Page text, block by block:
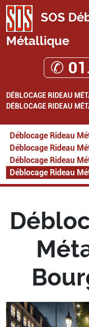
SOS
Métallique
✆
DÉBLOCAGE RIDEAU
DÉBLOCAGE RIDEAU
Déblocage Rideau
Déblocage Rideau
Déblocage Rideau
Déblocage Rideau